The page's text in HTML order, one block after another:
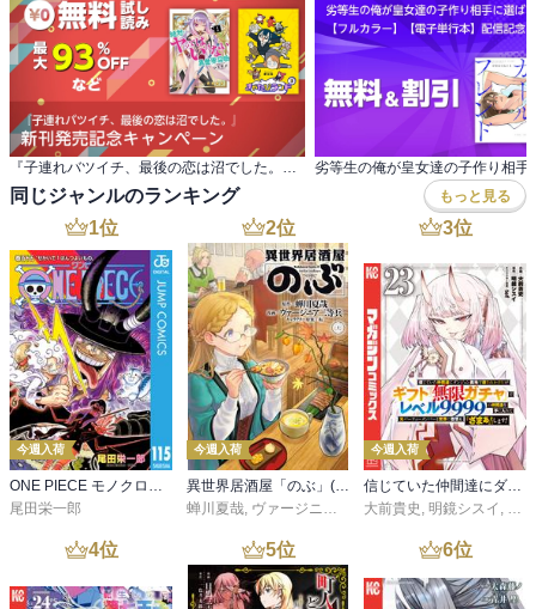
同じジャンルのランキング もっと見る
1位
今週入荷
ONE PIECE モノクロ版 115
尾田栄一郎
2位
今週入荷
異世界居酒屋「のぶ」(22)
蝉川夏哉, ヴァージニア二等兵 ,転
3位
今週入荷
信じていた仲間達にダンジョン奥地で殺されかけたがギフト『無限ガチャ』でレベル９９９９の仲間達を手に入れて元パーティーメンバーと世界に復讐＆『ざまぁ！』します！（２３）
大前貴史 , 明鏡シスイ , ｔ
4位 5位 6位